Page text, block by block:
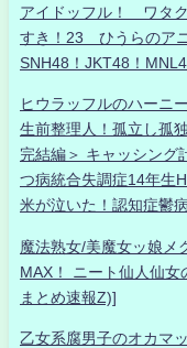
アイドッフル！ ワタ
すき！23 ひうらのア
SNH48！JKT48！
ヒウラッフルのハーニ
生前整理人！孤立し孤
完結編＞ キャッシング
つ病統合失調症14年生
米が泣いた！認知症鬱
魔法熟女/美魔女ッ娘メ
MAX！ ニート仙人仙女
まとめ速報Z)]
乙女系腐男子のオカマ